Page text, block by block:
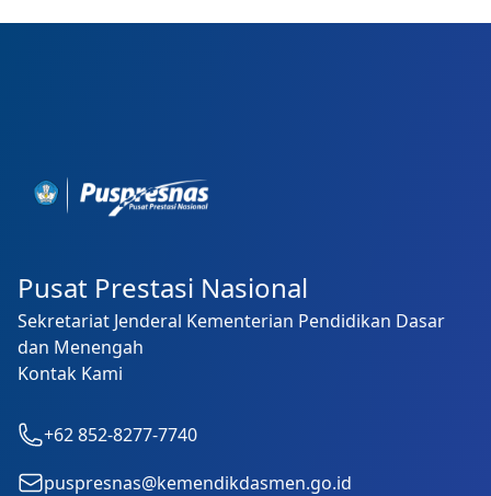
Pusat Prestasi Nasional
Sekretariat Jenderal Kementerian Pendidikan Dasar
dan Menengah
Kontak Kami
+62 852-8277-7740
puspresnas@kemendikdasmen.go.id